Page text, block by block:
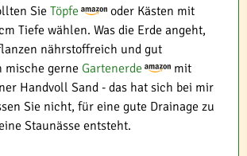
Sie Töpfe
oder Kästen mit
Tiefe wählen. Was die Erde angeht,
nährstoffreich und gut
mische gerne Gartenerde
mit
Handvoll Sand - das hat sich bei mir
Sie nicht, für eine gute Drainage zu
Staunässe entsteht.